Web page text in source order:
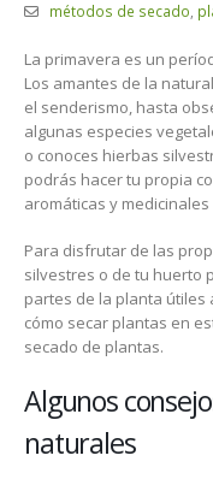
métodos de secado
La primavera es un
Los amantes de la
el senderismo, hasta
algunas especies
o conoces hierbas
podrás hacer tu propia
aromáticas y
Para disfrutar de las
silvestres o de tu huerto
partes de la planta
cómo secar plantas en
secado de plantas.
Algunos
naturales